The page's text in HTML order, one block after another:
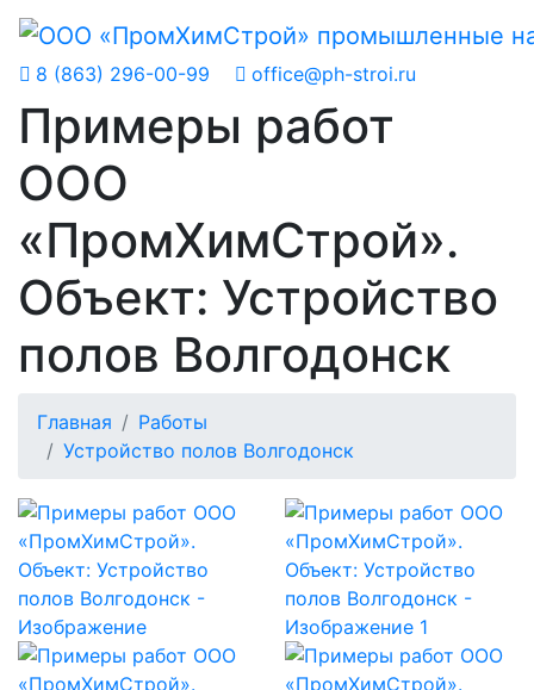
8 (863) 296-00-99 office@ph-stroi.ru
Примеры работ
ООО
«ПромХимСтрой».
Объект: Устройство
полов Волгодонск
Главная
Работы
Устройство полов Волгодонск